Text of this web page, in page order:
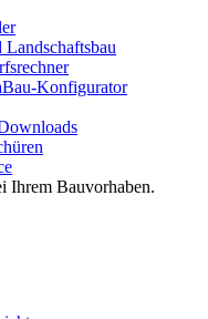
Landschaftsbau
Konfigurator
Ihrem Bauvorhaben.